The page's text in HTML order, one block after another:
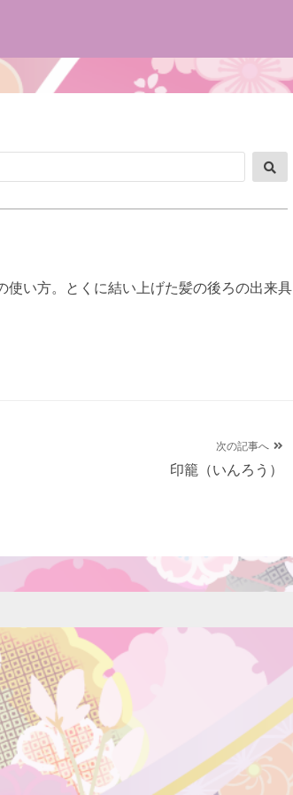
索
い方。とくに結い上げた髪の後ろの出来具
次の記事へ
印籠（いんろう）